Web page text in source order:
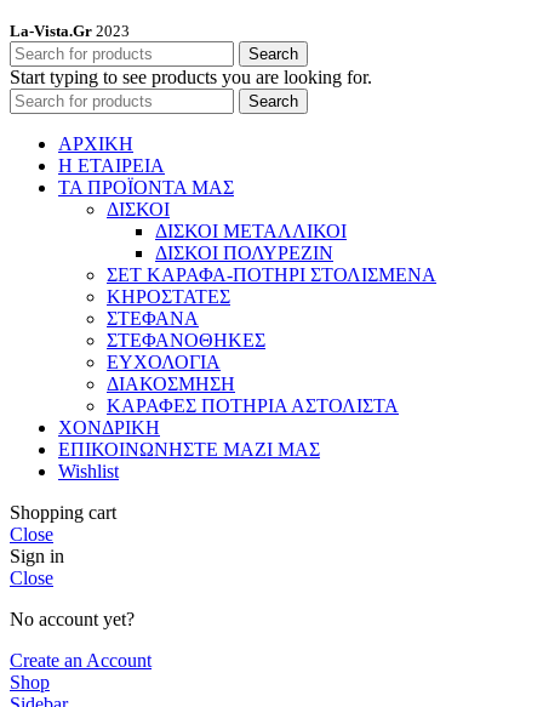
La-Vista.Gr 2023
Search
Start typing to see products you are looking for.
Search
ΑΡΧΙΚΗ
Η ΕΤΑΙΡΕΙΑ
ΤΑ ΠΡΟΪΟΝΤΑ ΜΑΣ
ΔΙΣΚΟΙ
ΔΙΣΚΟΙ ΜΕΤΑΛΛΙΚΟΙ
ΔΙΣΚΟΙ ΠΟΛΥΡΕΖΙΝ
ΣΕΤ ΚΑΡΑΦΑ-ΠΟΤΗΡΙ ΣΤΟΛΙΣΜΕΝΑ
ΚΗΡΟΣΤΑΤΕΣ
ΣΤΕΦΑΝΑ
ΣΤΕΦΑΝΟΘΗΚΕΣ
ΕΥΧΟΛΟΓΙΑ
ΔΙΑΚΟΣΜΗΣΗ
ΚΑΡΑΦΕΣ ΠΟΤΗΡΙΑ ΑΣΤΟΛΙΣΤΑ
ΧΟΝΔΡΙΚΗ
ΕΠΙΚΟΙΝΩΝΗΣΤΕ ΜΑΖΙ ΜΑΣ
Wishlist
Shopping cart
Close
Sign in
Close
No account yet?
Create an Account
Shop